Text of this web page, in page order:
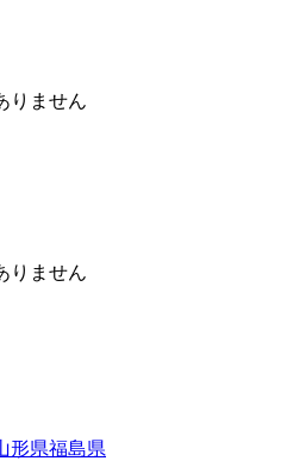
りません
りません
形県福島県